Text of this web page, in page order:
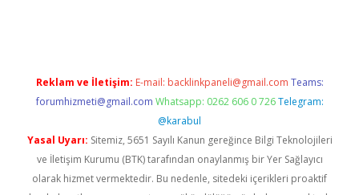
Reklam ve İletişim: E-mail: backlinkpaneli@gmail.com Teams:
forumhizmeti@gmail.com Whatsapp: 0262 606 0 726 Telegram:
@karabul
Yasal Uyarı: Sitemiz, 5651 Sayılı Kanun gereğince Bilgi Teknolojileri
ve İletişim Kurumu (BTK) tarafından onaylanmış bir Yer Sağlayıcı
olarak hizmet vermektedir. Bu nedenle, sitedeki içerikleri proaktif